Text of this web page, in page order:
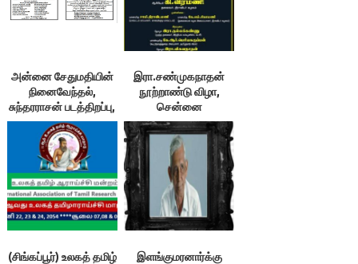
அன்னை சேதுமதியின்
நினைவேந்தல்,
சுந்தரராசன் படத்திறப்பு,
தமிழ்த்
தொண்டறத்தாருக்குப்
பாராட்டு
இரா.சண்முகநாதன்
நூற்றாண்டு விழா,
சென்னை
(சிங்கப்பூர்) உலகத் தமிழ்
இளங்குமரனார்க்கு